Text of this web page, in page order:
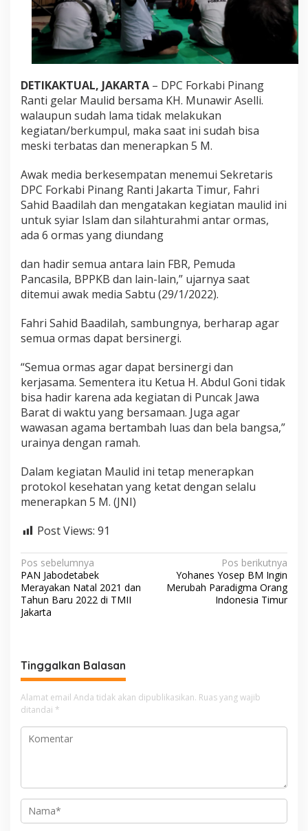
DETIKAKTUAL, JAKARTA – DPC Forkabi Pinang
Ranti gelar Maulid bersama KH. Munawir Aselli.
walaupun sudah lama tidak melakukan
kegiatan/berkumpul, maka saat ini sudah bisa
meski terbatas dan menerapkan 5 M.
Awak media berkesempatan menemui Sekretaris
DPC Forkabi Pinang Ranti Jakarta Timur, Fahri
Sahid Baadilah dan mengatakan kegiatan maulid ini
untuk syiar Islam dan silahturahmi antar ormas,
ada 6 ormas yang diundang
dan hadir semua antara lain FBR, Pemuda
Pancasila, BPPKB dan lain-lain,” ujarnya saat
ditemui awak media Sabtu (29/1/2022).
Fahri Sahid Baadilah, sambungnya, berharap agar
semua ormas dapat bersinergi.
“Semua ormas agar dapat bersinergi dan
kerjasama. Sementera itu Ketua H. Abdul Goni tidak
bisa hadir karena ada kegiatan di Puncak Jawa
Barat di waktu yang bersamaan. Juga agar
wawasan agama bertambah luas dan bela bangsa,”
urainya dengan ramah.
Dalam kegiatan Maulid ini tetap menerapkan
protokol kesehatan yang ketat dengan selalu
menerapkan 5 M. (JNI)
Post Views: 91
N
a
v
i
a
s
i
p
o
Pos sebelumnya
PAN Jabodetabek
Merayakan Natal 2021 dan
Tahun Baru 2022 di TMII
Jakarta
Pos berikutnya
Yohanes Yosep BM Ingin
Merubah Paradigma Orang
Indonesia Timur
Tinggalkan Balasan
Alamat email Anda tidak akan dipublikasikan. Ruas yang wajib
ditandai *